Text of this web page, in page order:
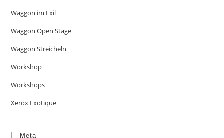
Waggon im Exil
Waggon Open Stage
Waggon Streicheln
Workshop
Workshops
Xerox Exotique
Meta